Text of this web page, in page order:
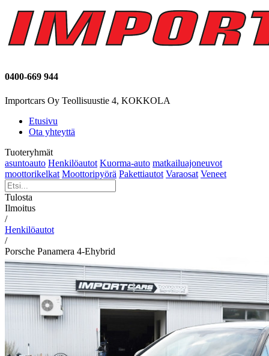
0400-669 944
Importcars Oy Teollisuustie 4, KOKKOLA
Etusivu
Ota yhteyttä
Tuoteryhmät
asuntoauto Henkilöautot Kuorma-auto matkailuajoneuvot
moottorikelkat Moottoripyörä Pakettiautot Varaosat Veneet
Tulosta
Ilmoitus
/
Henkilöautot
/
Porsche Panamera 4-Ehybrid